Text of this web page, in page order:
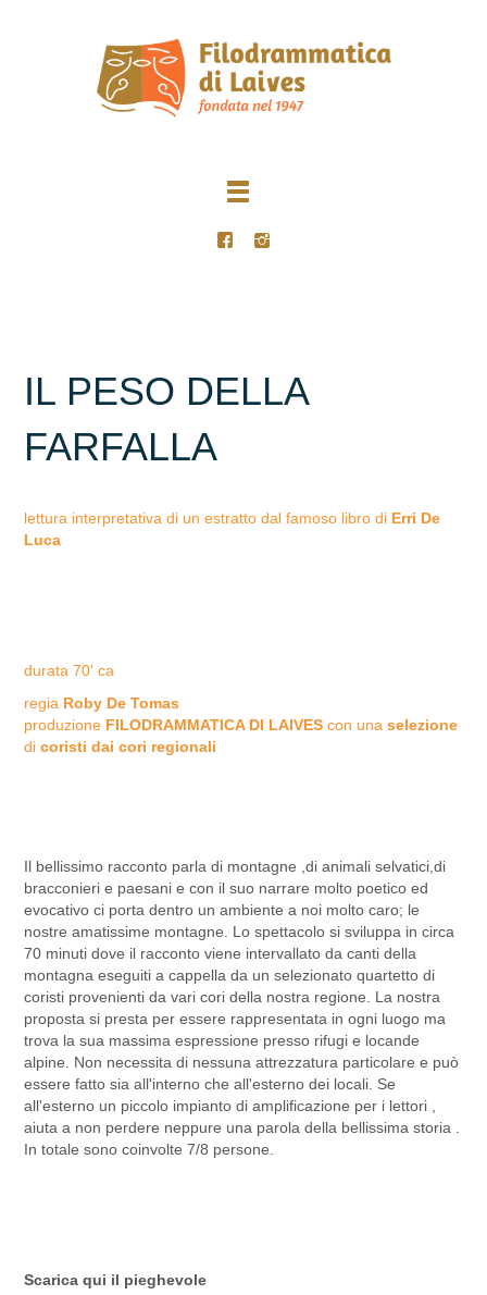
IL PESO DELLA
FARFALLA
lettura interpretativa di un estratto dal famoso libro di Erri De
Luca
durata 70' ca
regia Roby De Tomas
produzione FILODRAMMATICA DI LAIVES con una selezione
di coristi dai cori regionali
Il bellissimo racconto parla di montagne ,di animali selvatici,di
bracconieri e paesani e con il suo narrare molto poetico ed
evocativo ci porta dentro un ambiente a noi molto caro; le
nostre amatissime montagne. Lo spettacolo si sviluppa in circa
70 minuti dove il racconto viene intervallato da canti della
montagna eseguiti a cappella da un selezionato quartetto di
coristi provenienti da vari cori della nostra regione. La nostra
proposta si presta per essere rappresentata in ogni luogo ma
trova la sua massima espressione presso rifugi e locande
alpine. Non necessita di nessuna attrezzatura particolare e può
essere fatto sia all'interno che all'esterno dei locali. Se
all'esterno un piccolo impianto di amplificazione per i lettori ,
aiuta a non perdere neppure una parola della bellissima storia .
In totale sono coinvolte 7/8 persone.
Scarica qui il pieghevole